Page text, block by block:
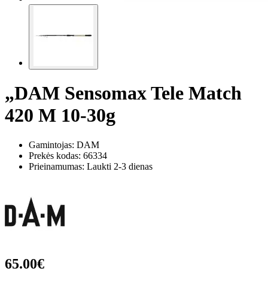
„DAM Sensomax Tele Match
420 M 10-30g
Gamintojas: DAM
Prekės kodas: 66334
Prieinamumas: Laukti 2-3 dienas
65.00€